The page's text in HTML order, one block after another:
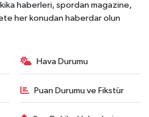
haberleri, spordan magazine,
her konudan haberdar olun
Hava Durumu
Puan Durumu ve Fikstür